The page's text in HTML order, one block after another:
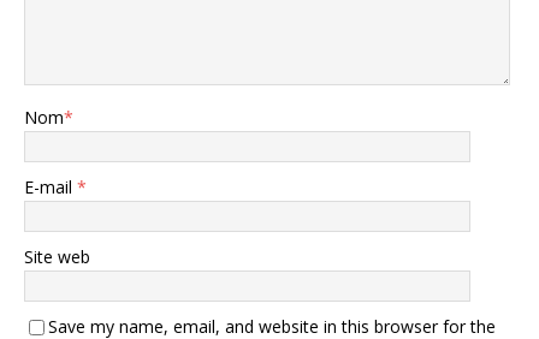
Nom*
E-mail *
Site web
Save my name, email, and website in this browser for the